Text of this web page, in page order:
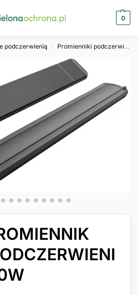
0
podczerwienią / Promienniki podczerwieni